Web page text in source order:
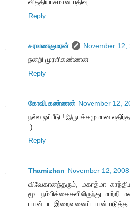
வித்தியாசமான பதிவு
Reply
சரவணகுமரன்
November 12,
நன்றி முரளிகண்ணன்
Reply
கோவி.கண்ணன் November 12,
நல்ல ஒப்பீடு ! இருபக்கமுமான
:)
Reply
Thamizhan November 12,
விவேகானந்தரும், மகாத்மா
மூட நம்பிக்கைகளிலிருந்து
பயன் பட இறைவனைப் பயன் படுத்த